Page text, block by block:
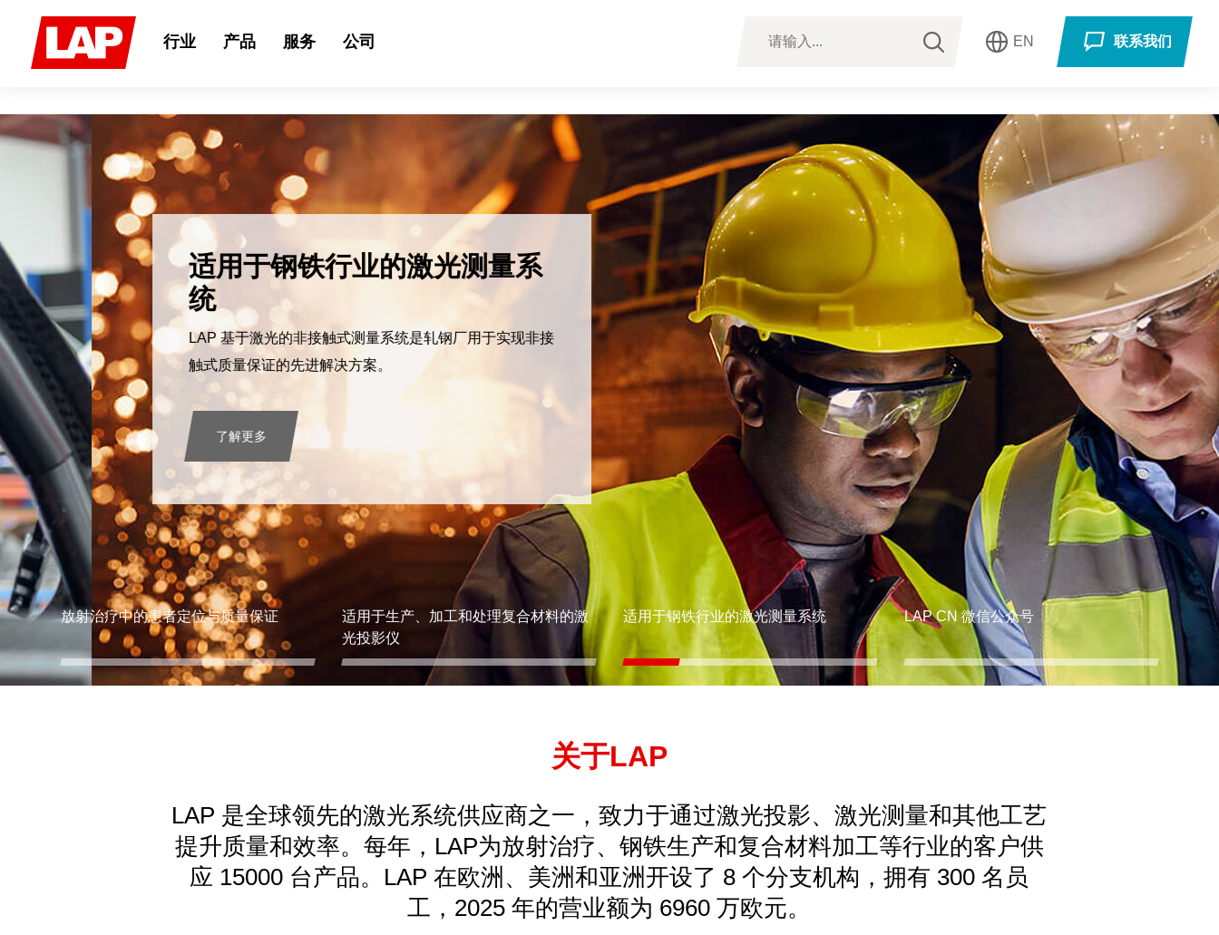
行业 产品 服务 公司 EN 联系我们
适用于钢铁行业的激光测量系
统
LAP 基于激光的非接触式测量系统是轧钢厂用于实现非接
触式质量保证的先进解决方案。
了解更多
放射治疗中的患者定位与质量保证
适用于生产、加工和处理复合材料的激
光投影仪
适用于钢铁行业的激光测量系统 LAP CN 微信公众号
关于LAP
LAP 是全球领先的激光系统供应商之一，致力于通过激光投影、激光测量和其他工艺
提升质量和效率。每年，LAP为放射治疗、钢铁生产和复合材料加工等行业的客户供
应 15000 台产品。LAP 在欧洲、美洲和亚洲开设了 8 个分支机构，拥有 300 名员
工，2025 年的营业额为 6960 万欧元。